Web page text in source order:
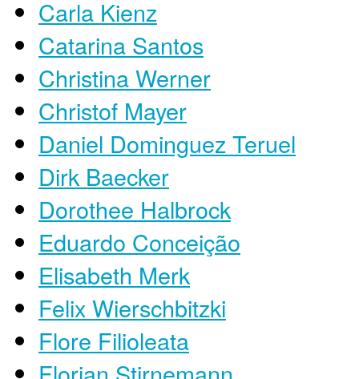
Carla Kienz
Catarina Santos
Christina Werner
Christof Mayer
Daniel Dominguez Teruel
Dirk Baecker
Dorothee Halbrock
Eduardo Conceição
Elisabeth Merk
Felix Wierschbitzki
Flore Filioleata